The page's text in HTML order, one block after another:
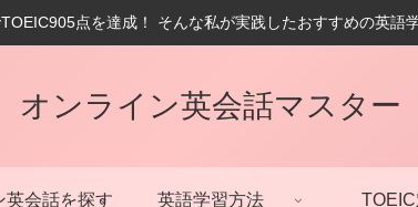
点を達成！ そんな私が実践したおすすめの英語
オンライン英会話マスター
英会話を探す 英語学習方法